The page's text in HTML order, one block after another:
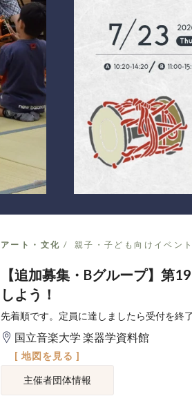
アート・文化 親子・子ども向けイベント
【追加募集・Bグループ】第
しよう！
先着順です。定員に達しましたら受付を終
国立音楽大学 楽器学資料館
[ 地図を見る ]
主催者団体情報